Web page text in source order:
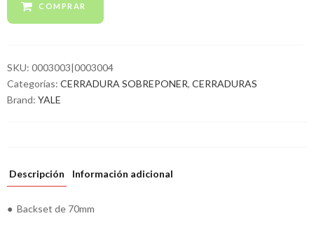
COMPRAR
SKU: 0003003|0003004
Categorías: CERRADURA SOBREPONER, CERRADURAS
Brand: YALE
Descripción Información adicional
● Backset de 70mm